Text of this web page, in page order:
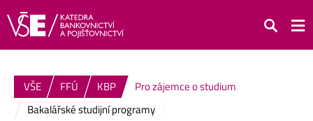
Hledat
VŠE FFÚ KBP
Pro zájemce o studium
Bakalářské studijní programy